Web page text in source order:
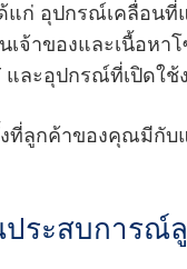
แก่ อุปกรณ์เคลื่อน
เจ้าของและเนื้อห
ละอุปกรณ์ที่เปิดใช้
ที่ลูกค้าของคุณมีกั
ระสบการณ์